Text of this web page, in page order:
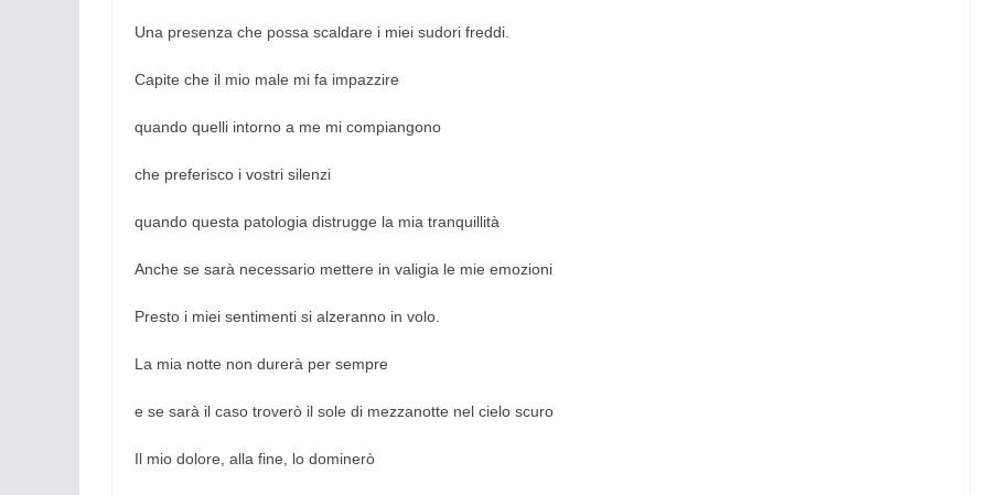
Una presenza che possa scaldare i miei sudori freddi.
Capite che il mio male mi fa impazzire
quando quelli intorno a me mi compiangono
che preferisco i vostri silenzi
quando questa patologia distrugge la mia tranquillità
Anche se sarà necessario mettere in valigia le mie emozioni
Presto i miei sentimenti si alzeranno in volo.
La mia notte non durerà per sempre
e se sarà il caso troverò il sole di mezzanotte nel cielo scuro
Il mio dolore, alla fine, lo dominerò